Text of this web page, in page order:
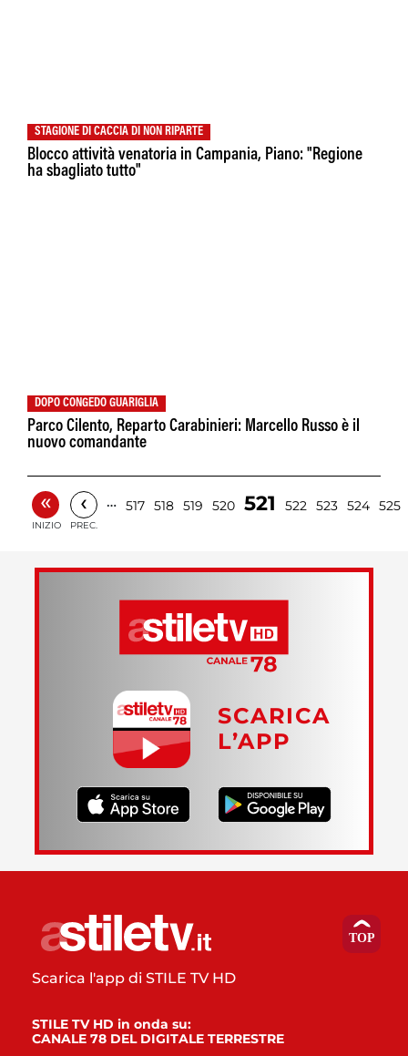
STAGIONE DI CACCIA DI NON RIPARTE
Blocco attività venatoria in Campania, Piano: "Regione
ha sbagliato tutto"
DOPO CONGEDO GUARIGLIA
Parco Cilento, Reparto Carabinieri: Marcello Russo è il
nuovo comandante
«
INIZIO
‹
PREC.
… 517 518 519 520 521 522 523 524 525
SCARICA
L’APP
Scarica l'app di STILE TV HD
STILE TV HD in onda su:
CANALE 78 DEL DIGITALE TERRESTRE